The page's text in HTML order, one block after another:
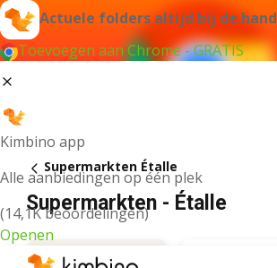
Actuele folders altijd bij de hand
Toevoegen aan Chrome - GRATIS
Kimbino app
Alle aanbiedingen op één plek
(14,1K beoordelingen)
Openen
Supermarkten Étalle
Supermarkten - Étalle